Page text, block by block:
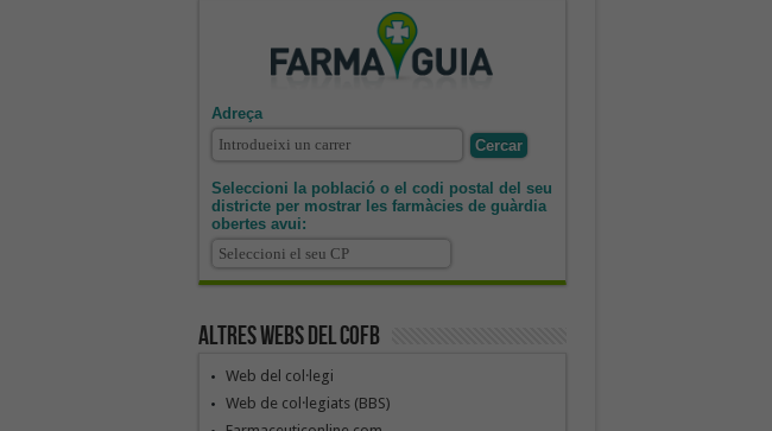
Adreça
Seleccioni la població o el codi postal del seu
districte per mostrar les farmàcies de guàrdia
obertes avui:
Altres webs del COFB
Web del col·legi
Web de col·legiats (BBS)